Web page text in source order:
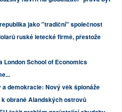
jako "tradiční" společnost
ruské letecké firmě, přestože
London School of Economics
demokracie: Nový věk špionáže
obraně Alandských ostrovů